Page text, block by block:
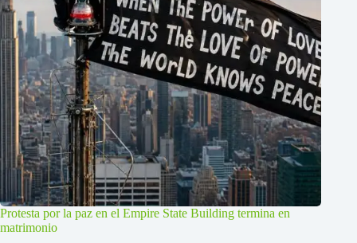
Protesta por la paz en el Empire State Building termina en
matrimonio